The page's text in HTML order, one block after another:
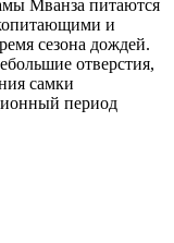
Мванза питаются
и
сезона дождей.
отверстия,
самки
период